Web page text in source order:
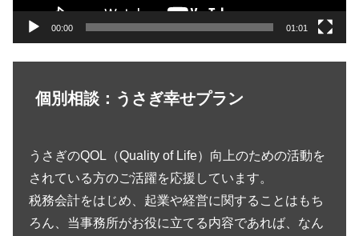
00:00 01:01
個別相談：うさぎ幸せプラン
うさぎのQOL（Quality of Life）向上のための活動を
されている方のご活躍を応援しています。
税務会計をはじめ、起業や経営に関することはもち
ろん、当事務所がお役に立てる内容であれば、なん